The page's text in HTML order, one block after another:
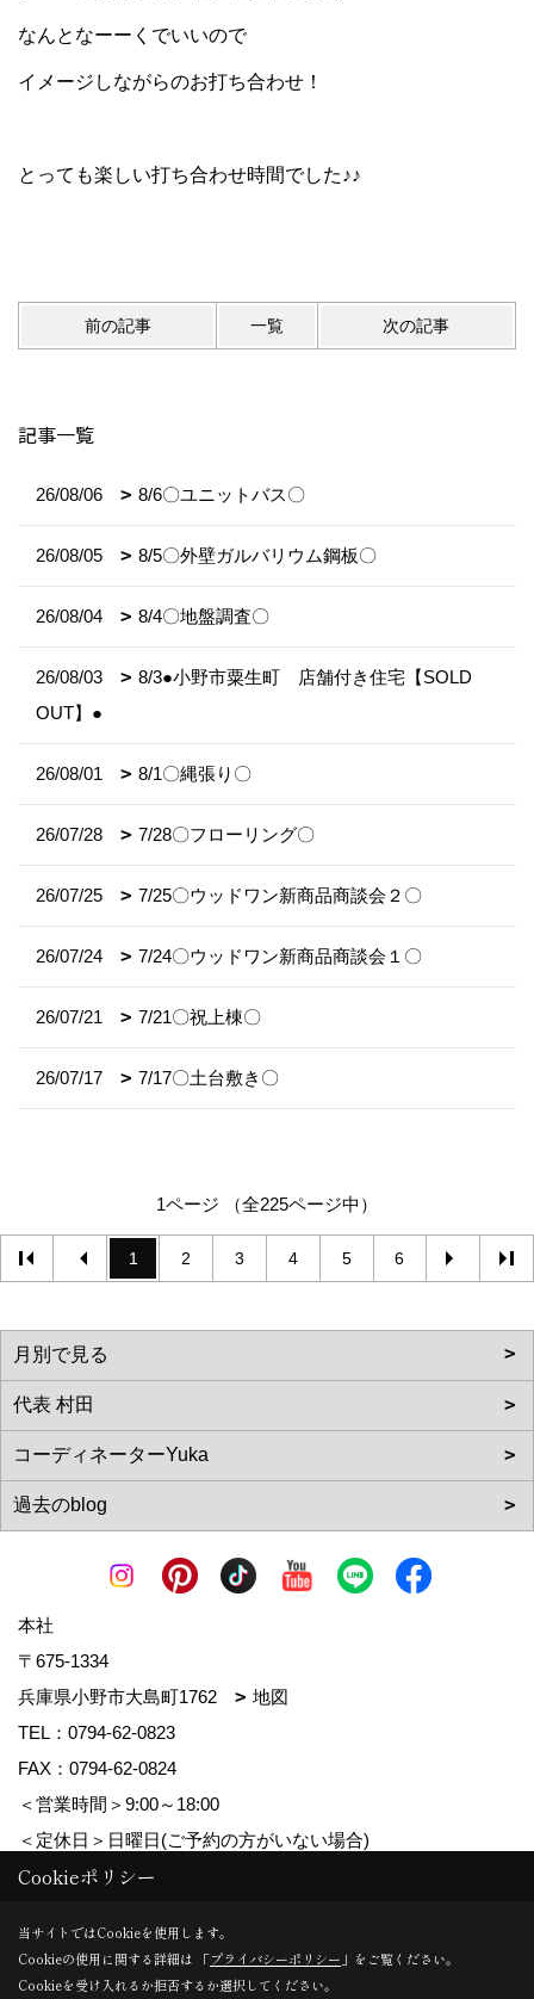
なんとなーーくでいいので
イメージしながらのお打ち合わせ！
とっても楽しい打ち合わせ時間でした♪♪
前の記事 一覧 次の記事
記事一覧
26/08/06 8/6〇ユニットバス〇
26/08/05 8/5〇外壁ガルバリウム鋼板〇
26/08/04 8/4〇地盤調査〇
26/08/03
8/3●小野市粟生町 店舗付き住宅【SOLD
OUT】●
26/08/01 8/1〇縄張り〇
26/07/28 7/28〇フローリング〇
26/07/25 7/25〇ウッドワン新商品商談会２〇
26/07/24 7/24〇ウッドワン新商品商談会１〇
26/07/21 7/21〇祝上棟〇
26/07/17 7/17〇土台敷き〇
1ページ （全225ページ中）
1 2 3 4 5 6
本社
〒675-1334
兵庫県小野市大島町1762
地図
TEL： 0794-62-0823
FAX：0794-62-0824
＜営業時間＞9:00～18:00
＜定休日＞日曜日(ご予約の方がいない場合)
Copyright (c) MDhomes. All Rights Reserved.
Produced byゴデスクリエイト
Cookieポリシー
当サイトではCookieを使用します。
Cookieの使用に関する詳細は 「プライバシーポリシー 」をご覧ください。
Cookieを受け入れるか拒否するか選択してください。